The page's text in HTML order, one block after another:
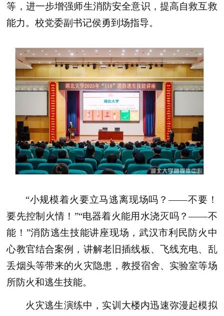
等，进一步增强师生消防安全意识，提高自救互救
能力。校党委副书记侯勇到场指导。
“小规模着火要立马逃离现场吗？——不要！
要先控制火情！”“电器着火能用水浇灭吗？——不
能！”消防逃生技能讲座现场，武汉市利民防火中
心教官结合案例，讲解老旧插线板、飞线充电、乱
丢烟头等带来的火灾隐患，教授宿舍、实验室等场
所防火和逃生技能。
火灾逃生演练中，实训大楼内迅速弥漫起模拟